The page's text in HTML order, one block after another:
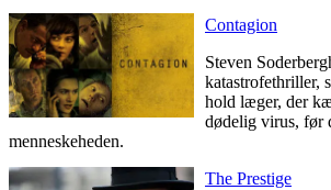
Contagion
Steven
katastrofethriller,
hold læger, der
dødelig virus, før
menneskeheden.
The Prestige